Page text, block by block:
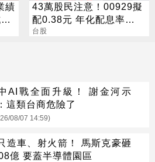
績
43萬股民注意！00929擬
配0.38元 年化配息率
16.5%
台股
AI戰全面升級！ 謝金河示
這類台商危險了
08/07 14:59)
造車、射火箭！ 馬斯克豪砸
億 要蓋半導體園區